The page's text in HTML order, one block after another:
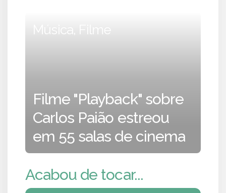
Música, Filme
Filme "Playback" sobre
Carlos Paião estreou
em 55 salas de cinema
Acabou de tocar...